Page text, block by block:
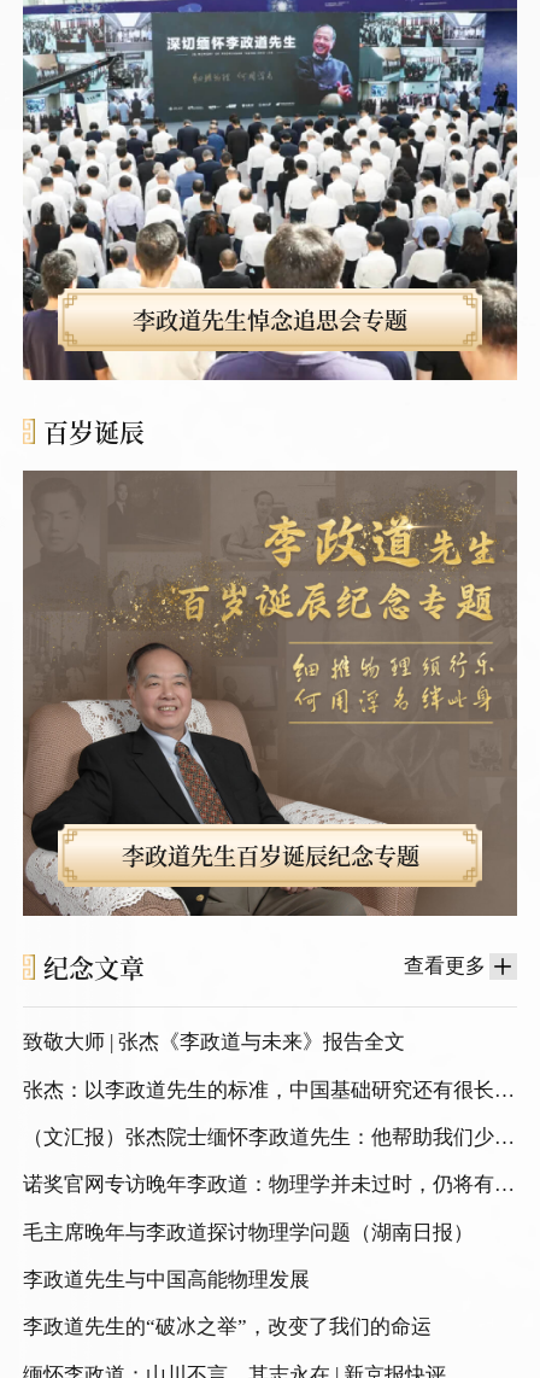
李政道先生悼念追思会专题
百岁诞辰
李政道先生百岁诞辰纪念专题
纪念文章 查看更多
致敬大师 | 张杰《李政道与未来》报告全文
张杰：以李政道先生的标准，中国基础研究还有很长的
（文汇报）张杰院士缅怀李政道先生：他帮助我们少走
了很多弯路
诺奖官网专访晚年李政道：物理学并未过时，仍将有新
毛主席晚年与李政道探讨物理学问题（湖南日报）
李政道先生与中国高能物理发展
李政道先生的“破冰之举”，改变了我们的命运